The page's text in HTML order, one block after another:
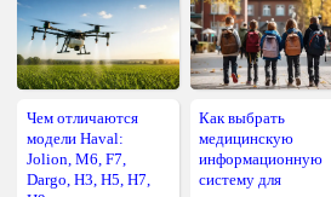
Чем отличаются
модели Haval:
Jolion, M6, F7,
Dargo, H3, H5, H7,
Как выбрать
медицинскую
информационную
систему для